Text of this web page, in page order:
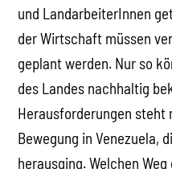
und LandarbeiterInnen
der Wirtschaft müssen
geplant werden. Nur so
des Landes nachhaltig
Herausforderungen steht
Bewegung in Venezuela,
herausging. Welchen